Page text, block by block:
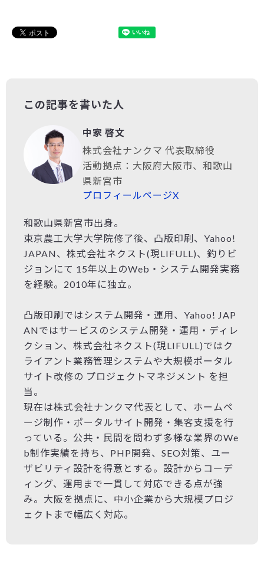
この記事を書いた人
中家 啓文
株式会社ナンクマ 代表取締役
活動拠点：大阪府大阪市、和歌山
県新宮市
プロフィールページX
和歌山県新宮市出身。
東京農工大学大学院修了後、凸版印刷、Yahoo!
JAPAN、株式会社ネクスト(現LIFULL)、釣りビ
ジョンにて 15年以上のWeb・システム開発実務
を経験。2010年に独立。
凸版印刷ではシステム開発・運用、Yahoo! JAP
ANではサービスのシステム開発・運用・ディレ
クション、株式会社ネクスト(現LIFULL)ではク
ライアント業務管理システムや大規模ポータル
サイト改修の プロジェクトマネジメント を担
当。
現在は株式会社ナンクマ代表として、ホームペ
ージ制作・ポータルサイト開発・集客支援を行
っている。公共・民間を問わず多様な業界のWe
b制作実績を持ち、PHP開発、SEO対策、ユー
ザビリティ設計を得意とする。設計からコーデ
ィング、運用まで一貫して対応できる点が強
み。大阪を拠点に、中小企業から大規模プロジ
ェクトまで幅広く対応。